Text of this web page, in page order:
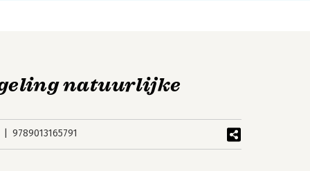
natuurlijke
9789013165791
Personen